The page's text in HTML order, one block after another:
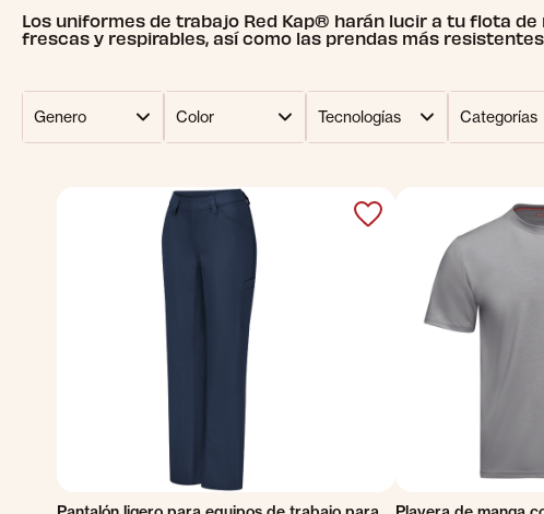
Los uniformes de trabajo Red Kap® harán lucir a tu flota
frescas y respirables, así como las prendas más
Genero Color Tecnologías Categorías